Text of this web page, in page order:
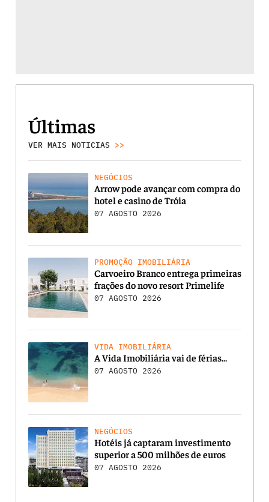
Últimas
VER MAIS NOTICIAS >>
NEGÓCIOS
Arrow pode avançar com compra do
hotel e casino de Tróia
07 AGOSTO 2026
PROMOÇÃO IMOBILIÁRIA
Carvoeiro Branco entrega primeiras
frações do novo resort Primelife
07 AGOSTO 2026
VIDA IMOBILIÁRIA
A Vida Imobiliária vai de férias…
07 AGOSTO 2026
NEGÓCIOS
Hotéis já captaram investimento
superior a 500 milhões de euros
07 AGOSTO 2026